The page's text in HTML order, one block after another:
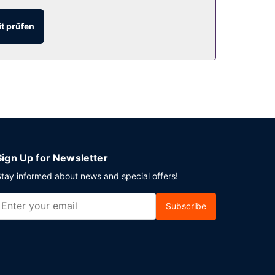
ein großes Frühstück angeboten.
prüfen
Up for Newsletter
informed about news and special offers!
Subscribe